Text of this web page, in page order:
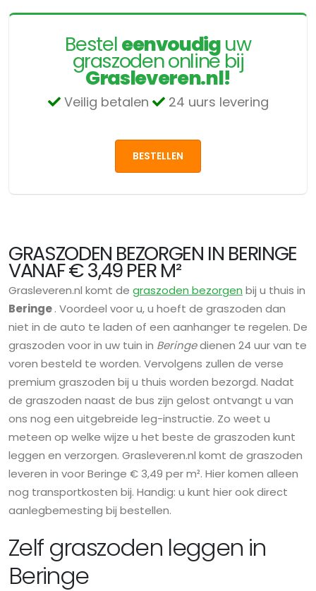
Besteleenvoudiguw
graszoden online bij
Grasleveren.nl!
Veilig betalen 24 uurs levering
BESTELLEN
GRASZODEN BEZORGEN IN BERINGE
VANAF € 3,49 PER M²
Grasleveren.nl komt de graszoden bezorgen bij u thuis in
Beringe. Voordeel voor u, u hoeft de graszoden dan
niet in de auto te laden of een aanhanger te regelen. De
graszoden voor in uw tuin in Beringedienen 24 uur van te
voren besteld te worden. Vervolgens zullen de verse
premium graszoden bij u thuis worden bezorgd. Nadat
de graszoden naast de bus zijn gelost ontvangt u van
ons nog een uitgebreide leg-instructie. Zo weet u
meteen op welke wijze u het beste de graszoden kunt
leggen en verzorgen. Grasleveren.nl komt de graszoden
leveren in voor Beringe € 3,49 per m². Hier komen alleen
nog transportkosten bij. Handig: u kunt hier ook direct
aanlegbemesting bij bestellen.
Zelf graszoden leggen in
Beringe